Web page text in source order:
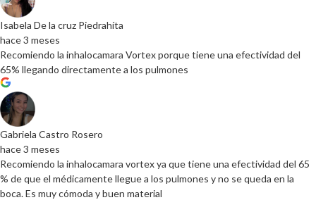
Isabela De la cruz Piedrahíta
hace 3 meses
Recomiendo la inhalocamara Vortex porque tiene una efectividad del
65% llegando directamente a los pulmones
Gabriela Castro Rosero
hace 3 meses
Recomiendo la inhalocamara vortex ya que tiene una efectividad del 65
% de que el médicamente llegue a los pulmones y no se queda en la
boca. Es muy cómoda y buen material